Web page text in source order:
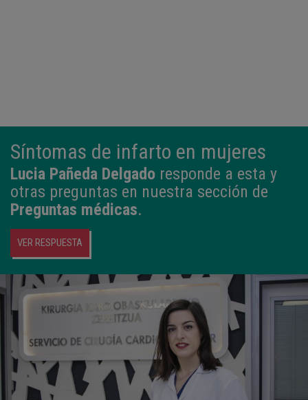
Síntomas de infarto en mujeres
Lucia Pañeda Delgado responde a esta y
otras preguntas en nuestra sección de
Preguntas médicas.
VER RESPUESTA